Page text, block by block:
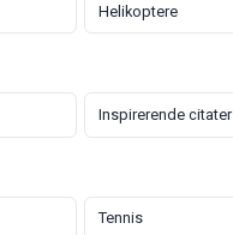
Helikoptere
Inspirerende citater
Tennis